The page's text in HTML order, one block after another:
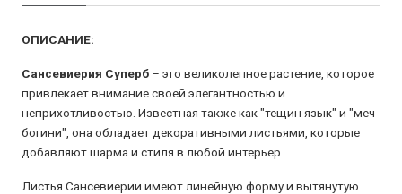
ОПИСАНИЕ:
Сансевиерия Суперб – это великолепное растение, которое
привлекает внимание своей элегантностью и
неприхотливостью. Известная также как "тещин язык" и "меч
богини", она обладает декоративными листьями, которые
добавляют шарма и стиля в любой интерьер
Листья Сансевиерии имеют линейную форму и вытянутую